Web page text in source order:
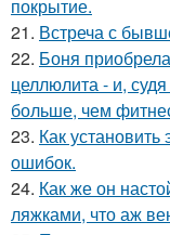
покрытие.
21. Встреча с
22. Боня
целлюлита - и,
больше, чем
23. Как
ошибок.
24. Как же он
ляжками, что аж